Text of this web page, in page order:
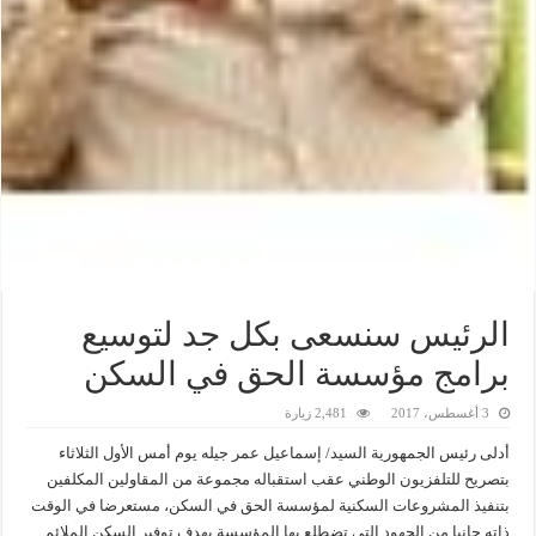
الرئيس سنسعى بكل جد لتوسيع
برامج مؤسسة الحق في السكن
3 أغسطس، 2017 2,481 زيارة
أدلى رئيس الجمهورية السيد/ إسماعيل عمر جيله يوم أمس الأول الثلاثاء
بتصريح للتلفزيون الوطني عقب استقباله مجموعة من المقاولين المكلفين
بتنفيذ المشروعات السكنية لمؤسسة الحق في السكن، مستعرضا في الوقت
ذاته جانبا من الجهود التي تضطلع بها المؤسسة بهدف توفير السكن الملائم